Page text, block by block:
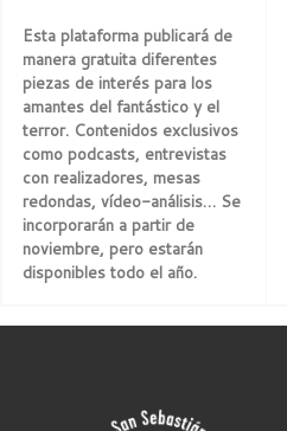
Esta plataforma publicará de
manera gratuita diferentes
piezas de interés para los
amantes del fantástico y el
terror. Contenidos exclusivos
como podcasts, entrevistas
con realizadores, mesas
redondas, vídeo-análisis… Se
incorporarán a partir de
noviembre, pero estarán
disponibles todo el año.